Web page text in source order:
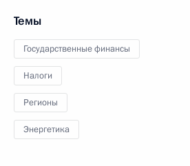
Темы
Государственные финансы
Налоги
Регионы
Энергетика